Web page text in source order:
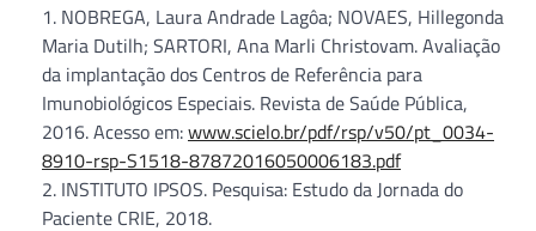
NOBREGA, Laura Andrade Lagôa; NOVAES, Hillegonda
Maria Dutilh; SARTORI, Ana Marli Christovam. Avaliação
da implantação dos Centros de Referência para
Imunobiológicos Especiais. Revista de Saúde Pública,
2016. Acesso em:www.scielo.br/pdf/rsp/v50/pt_0034-
8910-rsp-S1518-87872016050006183.pdf
2. INSTITUTO IPSOS. Pesquisa: Estudo da Jornada do
Paciente CRIE, 2018.